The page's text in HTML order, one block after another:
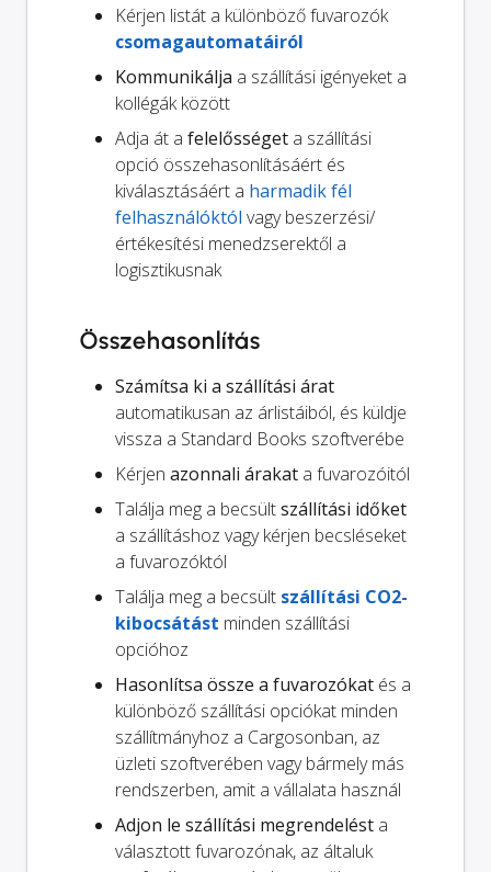
Kérjen listát a különböző fuvarozók
csomagautomatáiról
Kommunikálja a szállítási igényeket a
kollégák között
Adja át a felelősséget a szállítási
opció összehasonlításáért és
kiválasztásáért a harmadik fél
felhasználóktól vagy beszerzési/
értékesítési menedzserektől a
logisztikusnak
Összehasonlítás
Számítsa ki a szállítási árat
automatikusan az árlistáiból, és küldje
vissza a Standard Books szoftverébe
Kérjen azonnali árakat a fuvarozóitól
Találja meg a becsültszállítási időket
a szállításhoz vagy kérjen becsléseket
a fuvarozóktól
Találja meg a becsült szállítási CO2-
kibocsátást minden szállítási
opcióhoz
Hasonlítsa össze a fuvarozókat és a
különböző szállítási opciókat minden
szállítmányhoz a Cargosonban, az
üzleti szoftverében vagy bármely más
rendszerben, amit a vállalata használ
Adjon le szállítási megrendelést a
választott fuvarozónak, az általuk